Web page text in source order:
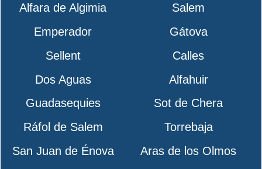
Alfara de Algimia
Salem
Emperador
Gátova
Sellent
Calles
Dos Aguas
Alfahuir
Guadasequies
Sot de Chera
Ráfol de Salem
Torrebaja
San Juan de Énova
Aras de los Olmos